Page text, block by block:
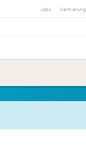
Jobs Vermietung